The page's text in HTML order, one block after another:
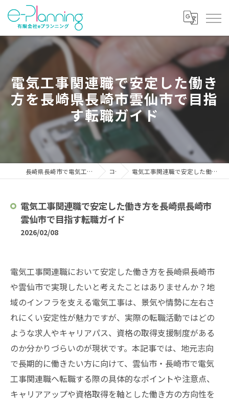
電気工事関連職で安定した働き
方を長崎県長崎市雲仙市で目指
す転職ガイド
長崎県長崎市で電気工事の求人なら有限会社eプランニング コラム 電気工事関連職で安定した働き方を長崎県長崎市雲仙市で目指す転職ガイド
電気工事関連職で安定した働き方を長崎県長崎市
雲仙市で目指す転職ガイド
2026/02/08
電気工事関連職において安定した働き方を長崎県長崎市
や雲仙市で実現したいと考えたことはありませんか？地
域のインフラを支える電気工事は、景気や情勢に左右さ
れにくい安定性が魅力ですが、実際の転職活動ではどの
ような求人やキャリアパス、資格の取得支援制度がある
のか分かりづらいのが現状です。本記事では、地元志向
で長期的に働きたい方に向けて、雲仙市・長崎市で電気
工事関連職へ転職する際の具体的なポイントや注意点、
キャリアアップや資格取得を軸とした働き方の方向性を